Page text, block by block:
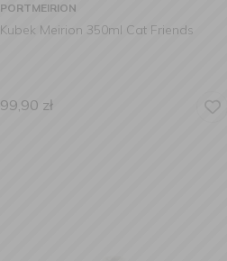
PORTMEIRION
Kubek Meirion 350ml Cat Friends
99,90 zł